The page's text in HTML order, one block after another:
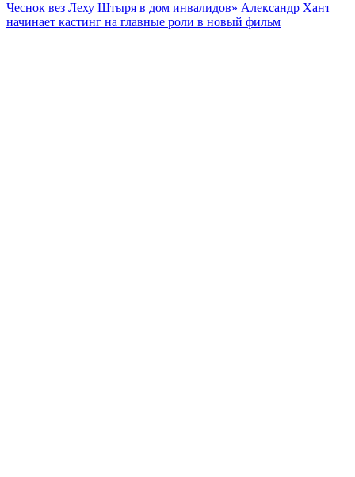
Чеснок вез Леху Штыря в дом инвалидов» Александр Хант
начинает кастинг на главные роли в новый фильм